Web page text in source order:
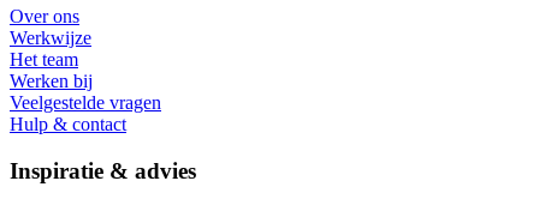
Over ons
Werkwijze
Het team
Werken bij
Veelgestelde vragen
Hulp & contact
Inspiratie & advies